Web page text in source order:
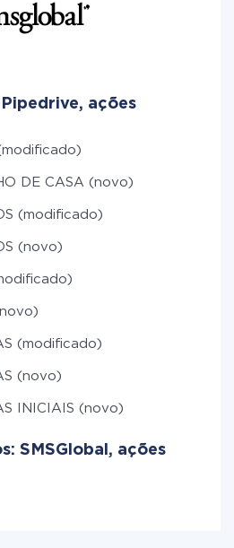
ações
DE CASA (novo)
(modificado)
(novo)
(modificado)
(novo)
INICIAIS (novo)
SMSGlobal, ações